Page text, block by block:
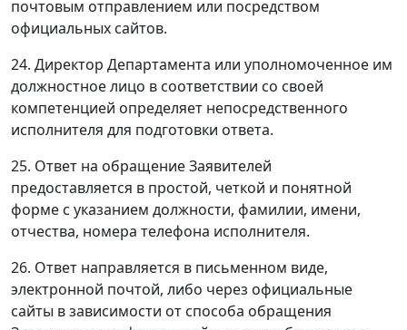
почтовым отправлением или посредством
официальных сайтов.
24. Директор Департамента или уполномоченное им
должностное лицо в соответствии со своей
компетенцией определяет непосредственного
исполнителя для подготовки ответа.
25. Ответ на обращение Заявителей
предоставляется в простой, четкой и понятной
форме с указанием должности, фамилии, имени,
отчества, номера телефона исполнителя.
26. Ответ направляется в письменном виде,
электронной почтой, либо через официальные
сайты в зависимости от способа обращения